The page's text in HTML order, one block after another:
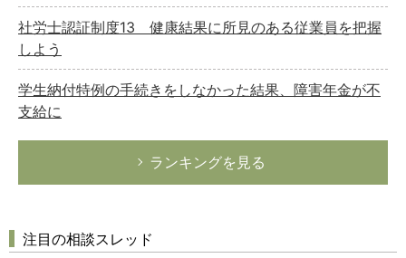
社労士認証制度13 健康結果に所見のある従業員を把握
しよう
学生納付特例の手続きをしなかった結果、障害年金が不
支給に
ランキングを見る
注目の相談スレッド